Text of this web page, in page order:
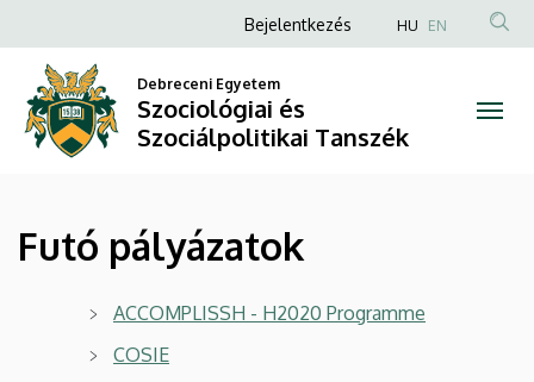
pályázatok
Szociológiai
Szociálpolitikai
Tanszék
a
tartalomra
Anonim
fiók
menüje
Bejelentkezés HU EN
Debreceni Egyetem
Szociológiai és
Szociálpolitikai Tanszék
Futó pályázatok
ACCOMPLISSH - H2020 Programme
COSIE